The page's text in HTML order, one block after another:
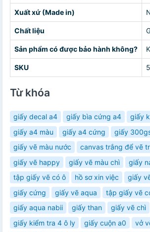
Xuất xứ (Made in)
Chất liệu
Sản phẩm có được bảo hành không?
SKU
Từ khóa
giấy decal a4 giấy bìa cứng a4
giấy
giấy a4 màu
giấy a4 cứng giấy
giấy vẽ màu nước
canvas trắng để vẽ
giấy vẽ happy
giấy vẽ màu chì
giấy
tập giấy vẽ có ô
hồ sơ xin việc
giấy
giấy cứng
giấy vẽ aqua
tập giấy vẽ
giấy aqua nabii
giấy than giấy vẽ chì
giấy kiểm tra 4 ô ly
giấy cuộn a0
vở